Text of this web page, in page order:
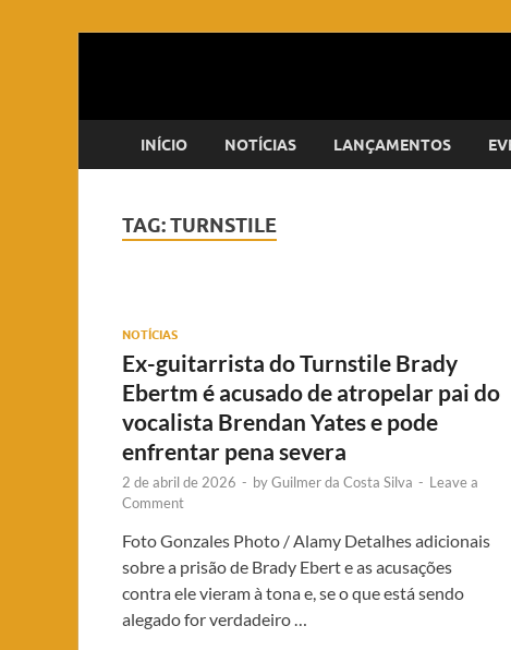
INÍCIO NOTÍCIAS LANÇAMENTOS
TAG:TURNSTILE
NOTÍCIAS
Ex-guitarrista do Turnstile Brady
Ebertm é acusado de atropelar pai do
vocalista Brendan Yates e pode
enfrentar pena severa
2 de abril de 2026 - byGuilmer da Costa Silva - Leave a
Comment
Foto Gonzales Photo / Alamy Detalhes adicionais
sobre a prisão de Brady Ebert e as acusações
contra ele vieram à tona e, se o que está sendo
alegado for verdadeiro …